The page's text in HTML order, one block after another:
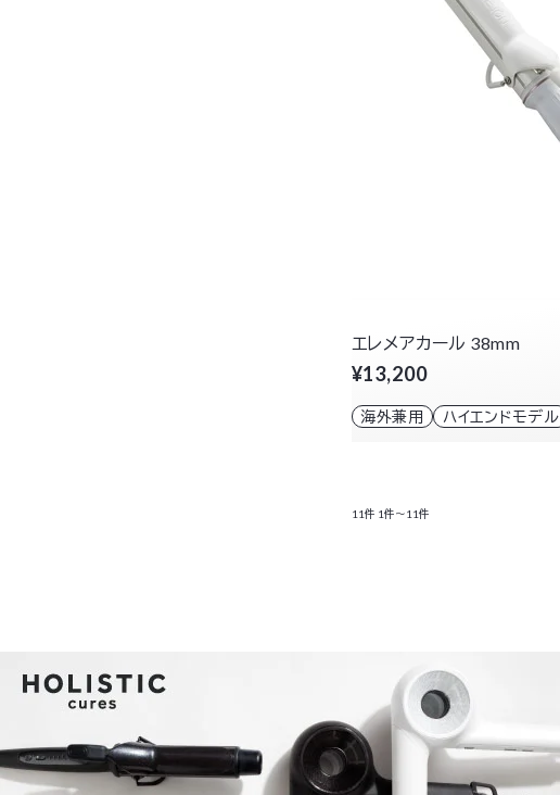
エレメアカール 38mm
¥13,200
海外兼用 ハイエンドモデル
11件 1件～11件